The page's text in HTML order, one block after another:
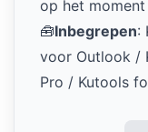
op het
🧰Inbegrepen:
voor Outlook /
Pro / Kutools